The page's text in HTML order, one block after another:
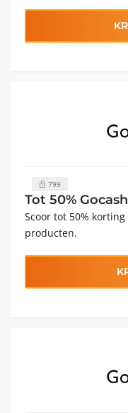
799
Tot 50%
Scoor tot 50%
producten.